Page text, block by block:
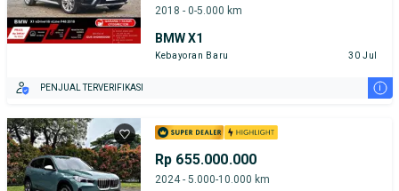
2018 - 0-5.000 km
BMW X1
Kebayoran Baru 30 Jul
PENJUAL TERVERIFIKASI i
Rp 655.000.000
2024 - 5.000-10.000 km